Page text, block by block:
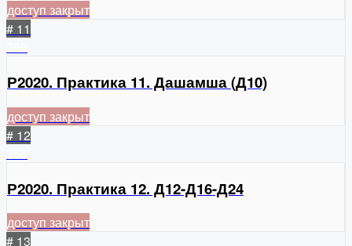
доступ закрыт
# 11
Р2020. Практика 11. Дашамша (Д10)
доступ закрыт
# 12
Р2020. Практика 12. Д12-Д16-Д24
доступ закрыт
# 13